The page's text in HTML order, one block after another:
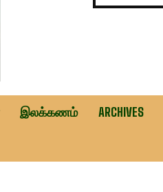
இலக்கணம் ARCHIVES